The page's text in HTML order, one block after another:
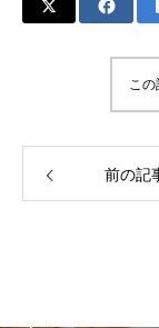
こ
前の記